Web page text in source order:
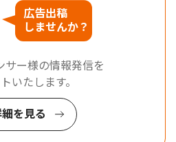
広告出稿
しませんか？
サー様の情報発信を
いたします。
を見る